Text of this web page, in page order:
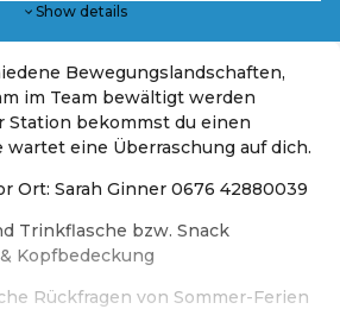
Show details
Bewegungslandschaften,
im Team bewältigt werden
Station bekommst du einen
wartet eine Überraschung auf dich.
Ort: Sarah Ginner 0676 42880039
Trinkflasche bzw. Snack
Kopfbedeckung
Rückfragen von Sommer-Ferien